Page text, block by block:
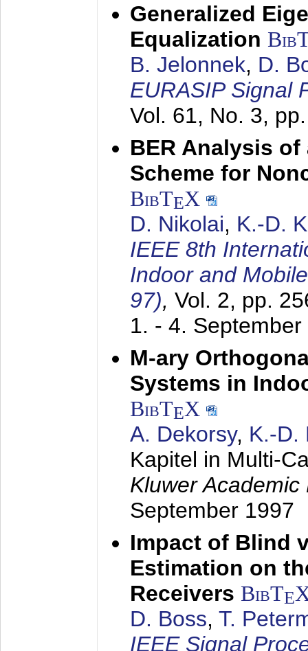
Generalized
Equalization
B. Jelonnek, D.
EURASIP Signal
Vol. 61, No. 3,
BER Analysis
Scheme for
BibTEX
D. Nikolai, K.-D.
IEEE 8th
Indoor and
97), Vol. 2, pp.
1. - 4. September
M-ary
Systems in
BibTEX
A. Dekorsy, K.-D.
Kapitel in Multi-
Kluwer
September 1997
Impact of Blind
Estimation on
Receivers BibTE
D. Boss, T.
IEEE Signal